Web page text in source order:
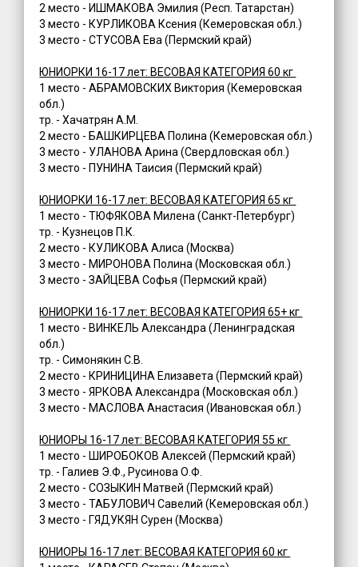
2 место - ИШМАКОВА Эмилия (Респ. Татарстан)
3 место - КУРЛИКОВА Ксения (Кемеровская обл.)
3 место - СТУСОВА Ева (Пермский край)
ЮНИОРКИ 16-17 лет: ВЕСОВАЯ КАТЕГОРИЯ 60 кг
1 место - АБРАМОВСКИХ Виктория (Кемеровская
обл.)
тр. - Хачатрян А.М.
2 место - БАШКИРЦЕВА Полина (Кемеровская обл.)
3 место - УЛАНОВА Арина (Свердловская обл.)
3 место - ПУНИНА Таисия (Пермский край)
ЮНИОРКИ 16-17 лет: ВЕСОВАЯ КАТЕГОРИЯ 65 кг
1 место - ТЮФЯКОВА Милена (Санкт-Петербург)
тр. - Кузнецов П.К.
2 место - КУЛИКОВА Алиса (Москва)
3 место - МИРОНОВА Полина (Московская обл.)
3 место - ЗАЙЦЕВА Софья (Пермский край)
ЮНИОРКИ 16-17 лет: ВЕСОВАЯ КАТЕГОРИЯ 65+ кг
1 место - ВИНКЕЛЬ Александра (Ленинградская
обл.)
тр. - Симонякин С.В.
2 место - КРИНИЦИНА Елизавета (Пермский край)
3 место - ЯРКОВА Александра (Московская обл.)
3 место - МАСЛОВА Анастасия (Ивановская обл.)
ЮНИОРЫ 16-17 лет: ВЕСОВАЯ КАТЕГОРИЯ 55 кг
1 место - ШИРОБОКОВ Алексей (Пермский край)
тр. - Галиев Э.Ф., Русинова О.Ф.
2 место - СОЗЫКИН Матвей (Пермский край)
3 место - ТАБУЛОВИЧ Савелий (Кемеровская обл.)
3 место - ГЯДУКЯН Сурен (Москва)
ЮНИОРЫ 16-17 лет: ВЕСОВАЯ КАТЕГОРИЯ 60 кг